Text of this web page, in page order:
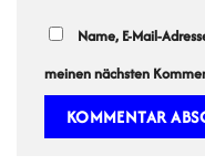
Name, E-Mail-
meinen nächsten